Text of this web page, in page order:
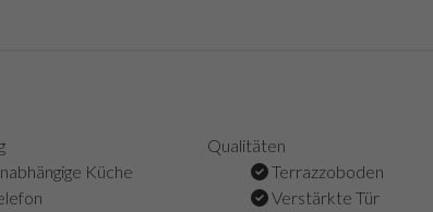
Küche
Qualitäten
Terrazzoboden
Verstärkte Tür